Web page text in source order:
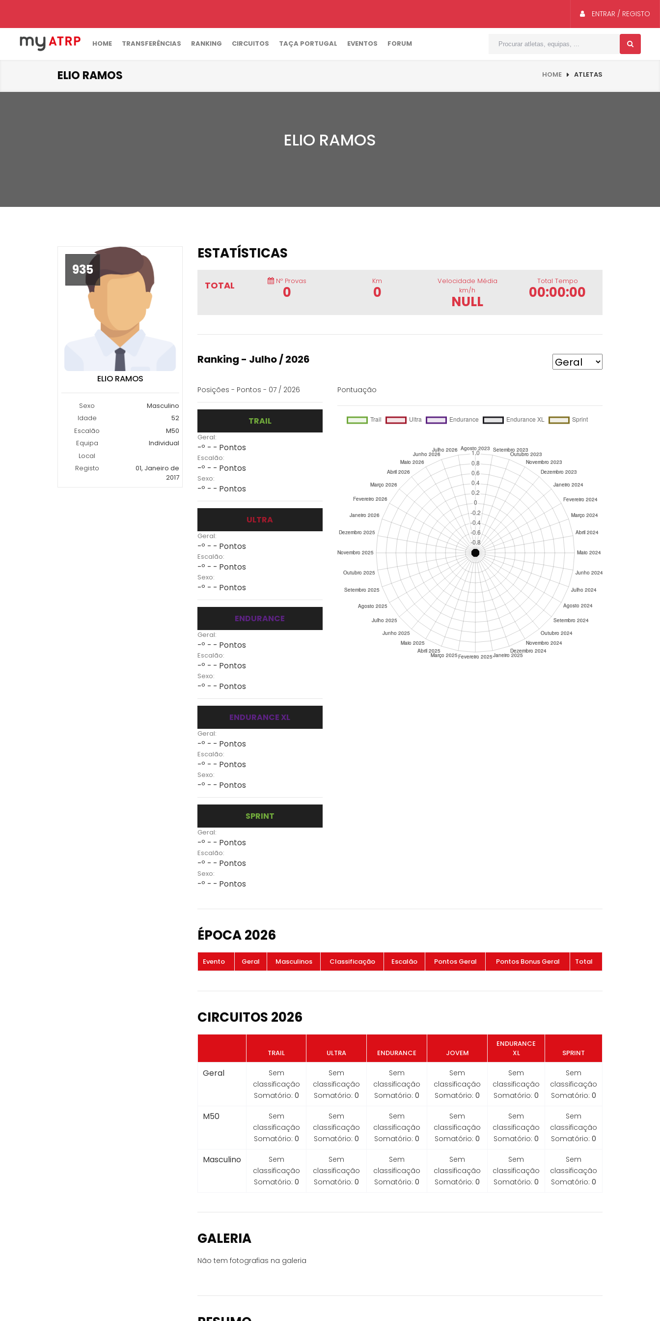
ENTRAR / REGISTO
HOME TRANSFERÊNCIAS RANKING CIRCUITOS TAÇA PORTUGAL EVENTOS FORUM
ELIO RAMOS HOME ATLETAS
ELIO RAMOS
935
ELIO RAMOS
Sexo
Masculino
Idade
52
Escalão
M50
Equipa
Individual
Local
Registo
01, Janeiro de
2017
ESTATÍSTICAS
TOTAL Nº Provas
0
Km
0
Velocidade Média
km/h
NULL
Total Tempo
00:00:00
Ranking - Julho / 2026
Posições - Pontos - 07 / 2026
TRAIL
Geral:
-º - - Pontos
Escalão:
-º - - Pontos
Sexo:
-º - - Pontos
ULTRA
Geral:
-º - - Pontos
Escalão:
-º - - Pontos
Sexo:
-º - - Pontos
ENDURANCE
Geral:
-º - - Pontos
Escalão:
-º - - Pontos
Sexo:
-º - - Pontos
ENDURANCE XL
Geral:
-º - - Pontos
Escalão:
-º - - Pontos
Sexo:
-º - - Pontos
SPRINT
Geral:
-º - - Pontos
Escalão:
-º - - Pontos
Sexo:
-º - - Pontos
Pontuação
ÉPOCA 2026
Evento Geral Masculinos Classificação Escalão Pontos Geral Pontos Bonus Geral Total
CIRCUITOS 2026
TRAIL ULTRA ENDURANCE JOVEM
ENDURANCE
XL
SPRINT
Geral
Sem
classificação
Somatório: 0
Sem
classificação
Somatório: 0
Sem
classificação
Somatório: 0
Sem
classificação
Somatório: 0
Sem
classificação
Somatório: 0
Sem
classificação
Somatório: 0
M50
Sem
classificação
Somatório: 0
Sem
classificação
Somatório: 0
Sem
classificação
Somatório: 0
Sem
classificação
Somatório: 0
Sem
classificação
Somatório: 0
Sem
classificação
Somatório: 0
Masculino
Sem
classificação
Somatório: 0
Sem
classificação
Somatório: 0
Sem
classificação
Somatório: 0
Sem
classificação
Somatório: 0
Sem
classificação
Somatório: 0
Sem
classificação
Somatório: 0
GALERIA
Não tem fotografias na galeria